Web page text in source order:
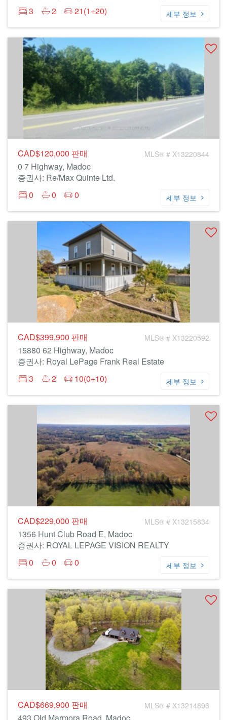
3
2 21(1+20) 세부 정보
CAD$120,000 판매 MLS® # X13220844
0 7 Highway, Madoc
증권사: Re/Max Quinte Ltd.
0
0 0 세부 정보
CAD$399,900 판매 MLS® # X13220592
15880 62 Highway, Madoc
증권사: Royal LePage Frank Real Estate
3
2 10(0+10) 세부 정보
CAD$229,000 판매 MLS® # X13215834
1356 Hunt Club Road E, Madoc
증권사: ROYAL LEPAGE VISION REALTY
0
0 0 세부 정보
CAD$669,900 판매 MLS® # X13214896